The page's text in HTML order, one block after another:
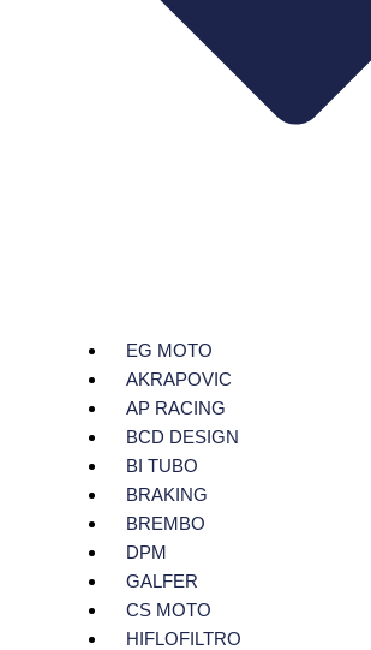
EG MOTO
AKRAPOVIC
AP RACING
BCD DESIGN
BI TUBO
BRAKING
BREMBO
DPM
GALFER
CS MOTO
HIFLOFILTRO